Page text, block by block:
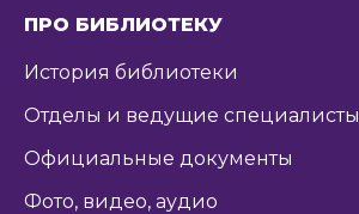
ПРО БИБЛИОТЕКУ
История библиотеки
Отделы и ведущие специалисты
Официальные документы
Фото, видео, аудио